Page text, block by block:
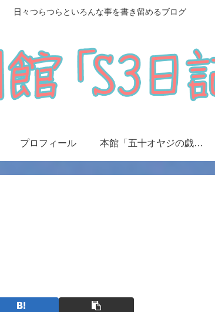
日々つらつらといろんな事を書き留めるブログ
プロフィール 本館「五十オヤジの戯言日記」